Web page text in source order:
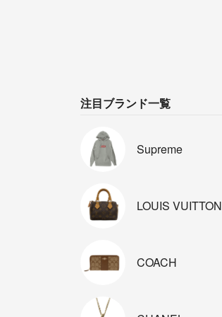
注目ブランド一覧
Supreme
LOUIS VUITTON
COACH